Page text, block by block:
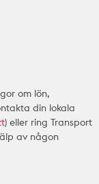
om lön,
din lokala
) eller ring Transport
av någon